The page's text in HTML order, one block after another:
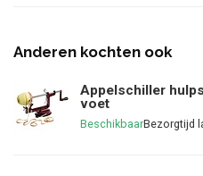
Anderen kochten ook
Appelschiller
voet
Beschikbaar